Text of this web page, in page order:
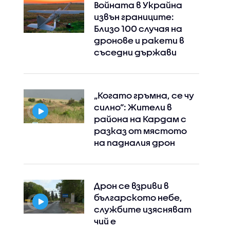
Войната в Украйна
извън границите:
Близо 100 случая на
дронове и ракети в
съседни държави
„Когато гръмна, се чу
силно“: Жители в
района на Кардам с
разказ от мястото
на падналия дрон
Дрон се взриви в
българското небе,
службите изясняват
чий е